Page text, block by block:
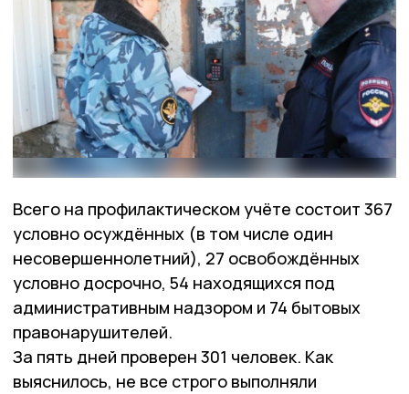
Всего на профилактическом учёте состоит 367
условно осуждённых (в том числе один
несовершеннолетний), 27 освобождённых
условно досрочно, 54 находящихся под
административным надзором и 74 бытовых
правонарушителей.
За пять дней проверен 301 человек. Как
выяснилось, не все строго выполняли